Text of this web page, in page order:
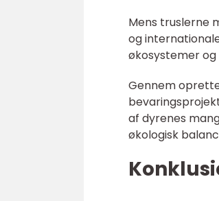
Mens truslerne
og
økosystemer
Gennem
af dyrenes
økologisk